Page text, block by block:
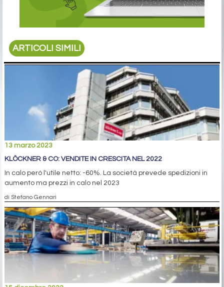
ARTICOLI SIMILI
13 marzo 2023
KLÖCKNER & CO: VENDITE IN CRESCITA NEL 2022
In calo però l'utile netto: -60%. La società prevede spedizioni in
aumento ma prezzi in calo nel 2023
di Stefano Gennari